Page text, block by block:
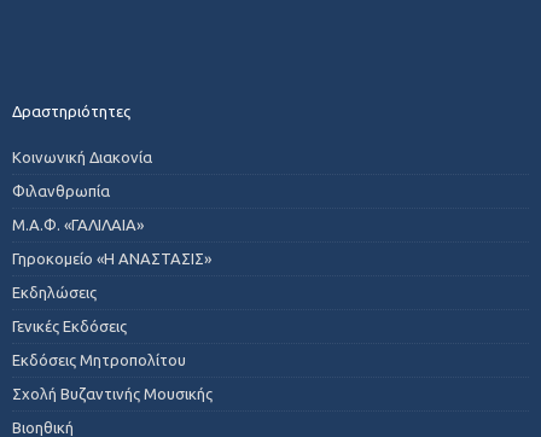
Δραστηριότητες
Κοινωνική Διακονία
Φιλανθρωπία
Μ.Α.Φ. «ΓΑΛΙΛΑΙΑ»
Γηροκομείο «Η ΑΝΑΣΤΑΣΙΣ»
Εκδηλώσεις
Γενικές Εκδόσεις
Εκδόσεις Μητροπολίτου
Σχολή Βυζαντινής Μουσικής
Βιοηθική